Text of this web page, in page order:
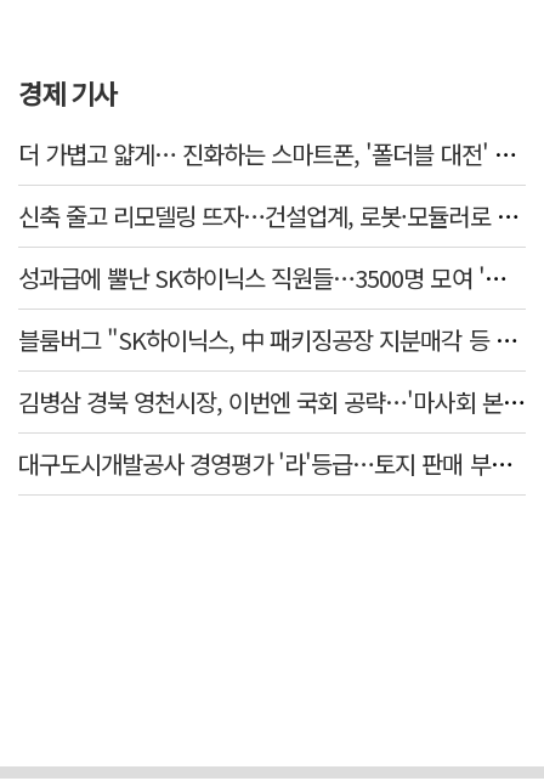
경제 기사
더 가볍고 얇게… 진화하는 스마트폰, '폴더블 대전' 열린다
신축 줄고 리모델링 뜨자…건설업계, 로봇·모듈러로 방향 튼다
성과급에 뿔난 SK하이닉스 직원들…3500명 모여 '새 노조' 만든다
블룸버그 "SK하이닉스, 中 패키징공장 지분매각 등 검토"
김병삼 경북 영천시장, 이번엔 국회 공략…'마사회 본사 이전·광역교통망 확충' 요청
대구도시개발공사 경영평가 '라'등급…토지 판매 부진에 1년 만에 두 단계 '뚝'